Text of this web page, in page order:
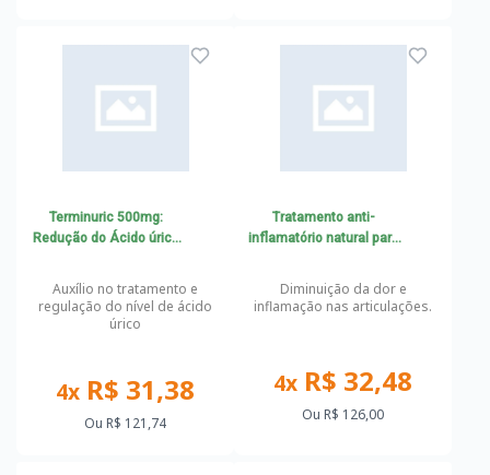
Terminuric 500mg:
Redução do Ácido úrico
Auxílio no tratamento e
regulação do nível de ácido
úrico
4x R$ 31,38
Ou R$ 121,74
Tratamento anti-
inflamatório natural para
Associações
Diminuição da dor e
inflamação nas articulações.
4x R$ 32,48
Ou R$ 126,00